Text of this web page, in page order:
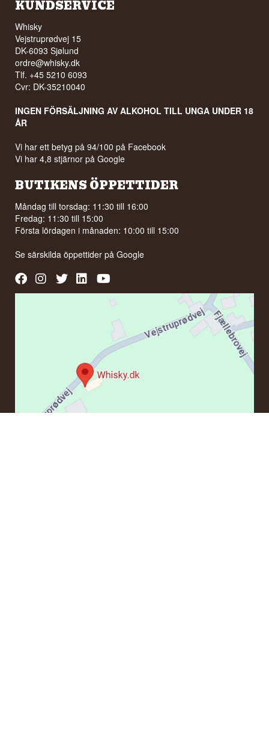
KUNDSERVICE
Whisky
Vejstruprødvej 15
DK-6093 Sjølund
ordre@whisky.dk
Tlf. +45 5210 6093
Cvr: DK-35210040
INGEN FÖRSÄLJNING AV ALKOHOL TILL UNGA UNDER 18
ÅR
Vi har ett betyg på 94/100 på Facebook
Vi har 4,8 stjärnor på Google
BUTIKENS ÖPPETTIDER
Måndag till torsdag: 11:30 till 16:00
Fredag: 11:30 till 15:00
Första lördagen i månaden: 10:00 till 15:00
Se särskilda öppettider påGoogle